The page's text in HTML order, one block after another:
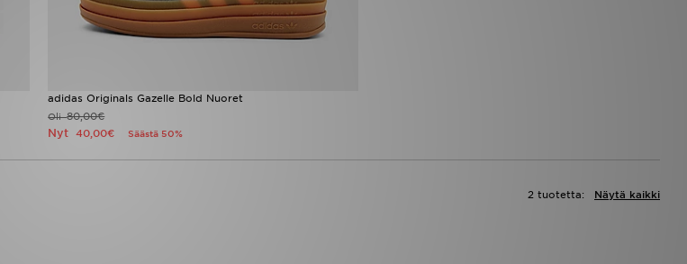
adidas Originals Gazelle Bold Nuoret
Oli80,00€
Nyt40,00€ Säästä 50%
Näytä kaikki
2 tuotetta: